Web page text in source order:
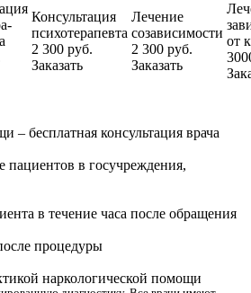
Консультация
психотерапевта
2 300 руб.
Заказать
Лечение
созависимости
2 300 руб.
Заказать
от
– бесплатная консультация врача
в госучреждения,
в течение часа после обращения
процедуры
наркологической помощи